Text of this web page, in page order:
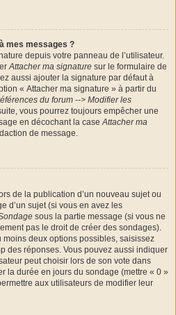
mes messages ?
depuis votre panneau de l’utilisateur.
Attacher ma signature sur le formulaire de
aussi ajouter la signature par défaut à
« Attacher ma signature » à partir du
du forum --> Modifier les
vous pourrez toujours empêcher une
en décochant la caseAttacher ma
de message.
de la publication d’un nouveau sujet ou
d’un sujet (si vous en avez les
sous la partie message (si vous ne
pas le droit de créer des sondages).
deux options possibles, saisissez
des réponses. Vous pouvez aussi indiquer
peut choisir lors de son vote dans
la durée en jours du sondage (mettre « 0 »
aux utilisateurs de modifier leur